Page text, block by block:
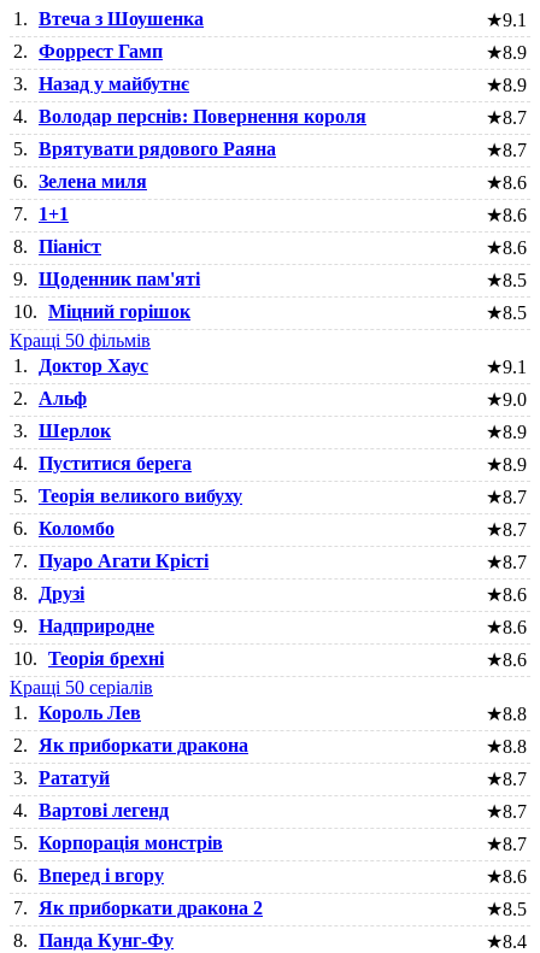
1. Втеча з Шоушенка ★9.1
2. Форрест Гамп ★8.9
3. Назад у майбутнє ★8.9
4. Володар перснів: Повернення короля ★8.7
5. Врятувати рядового Раяна ★8.7
6. Зелена миля ★8.6
7.
1+1 ★8.6
8. Піаніст ★8.6
9. Щоденник пам'яті ★8.5
10. Міцний горішок ★8.5
Кращі 50 фільмів
1.
Доктор Хаус ★9.1
2.
Альф ★9.0
3. Шерлок ★8.9
4. Пуститися берега ★8.9
5. Теорія великого вибуху ★8.7
6. Коломбо ★8.7
7. Пуаро Агати Крісті ★8.7
8.
Друзі ★8.6
9. Надприродне ★8.6
10. Теорія брехні ★8.6
Кращі 50 серіалів
1. Король Лев ★8.8
2.
Як приборкати дракона ★8.8
3. Рататуй ★8.7
4. Вартові легенд ★8.7
5. Корпорація монстрів ★8.7
6. Вперед і вгору ★8.6
7.
Як приборкати дракона 2 ★8.5
8. Панда Кунг-Фу ★8.4